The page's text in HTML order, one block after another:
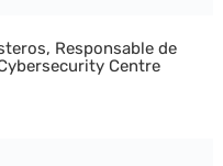
Responsable de
Centre